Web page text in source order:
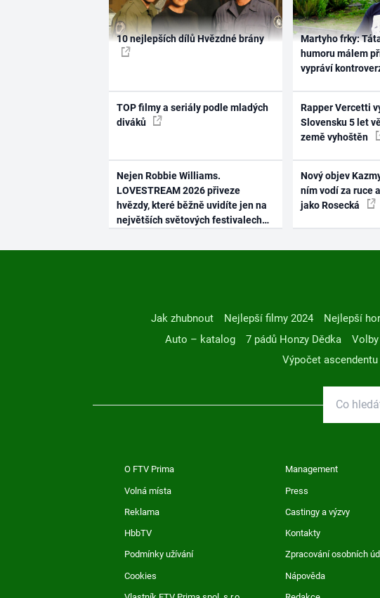
10 nejlepších dílů Hvězdné brány
TOP filmy a seriály podle mladých
diváků
Nejen Robbie Williams.
LOVESTREAM 2026 přiveze
hvězdy, které běžně uvidíte jen na
největších světových festivalech
Martyho frky:
humoru málem
vypráví
Rapper Vercetti
Slovensku 5 let
země vyhoštěn
Nový objev
ním vodí za ruce
jako Rosecká
Jak zhubnout Nejlepší filmy 2024 Nejlepší
Auto – katalog
7 pádů Honzy Dědka
Výpočet ascendentu
O FTV Prima Management
Volná místa Press
Reklama Castingy a výzvy
HbbTV Kontakty
Podmínky užívání Zpracování osobních
Cookies Nápověda